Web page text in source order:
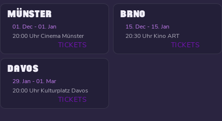
MÜNSTER
01. Dec - 01. Jan
20:00 UhrCinema Münster
TICKETS
BRNO
15. Dec - 15. Jan
20:30 Uhr Kino ART
TICKETS
DAVOS
29. Jan - 01. Mar
20:00 Uhr Kulturplatz Davos
TICKETS